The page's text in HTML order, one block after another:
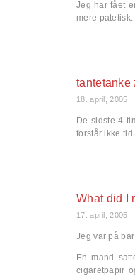
Jeg har fået
mere patetisk.
tantetanke
18. april, 2005
De sidste 4
forstår ikke
What did I
17. april, 2005
Jeg var på
En mand
cigaretpapir